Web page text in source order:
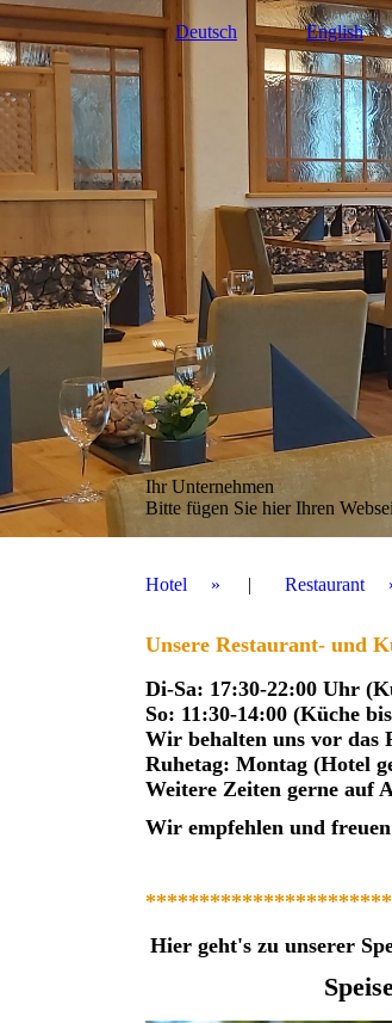
Deutsch English
Ihr Unternehmen
Bitte fügen Sie hier Ihren
Hotel Restaurant
Unsere Restaurant- und
Di-Sa: 17:30-22:00 Uhr
So: 11:30-14:00 (Küche
Wir behalten uns vor das
Ruhetag: Montag (Hotel
Weitere Zeiten gerne auf
Wir empfehlen und
****************
Hier geht's zu unserer